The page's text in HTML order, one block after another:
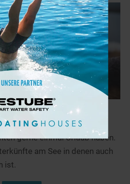
willkommen!
gerne einmal Urlaub haben.
am See in denen auch
ist.